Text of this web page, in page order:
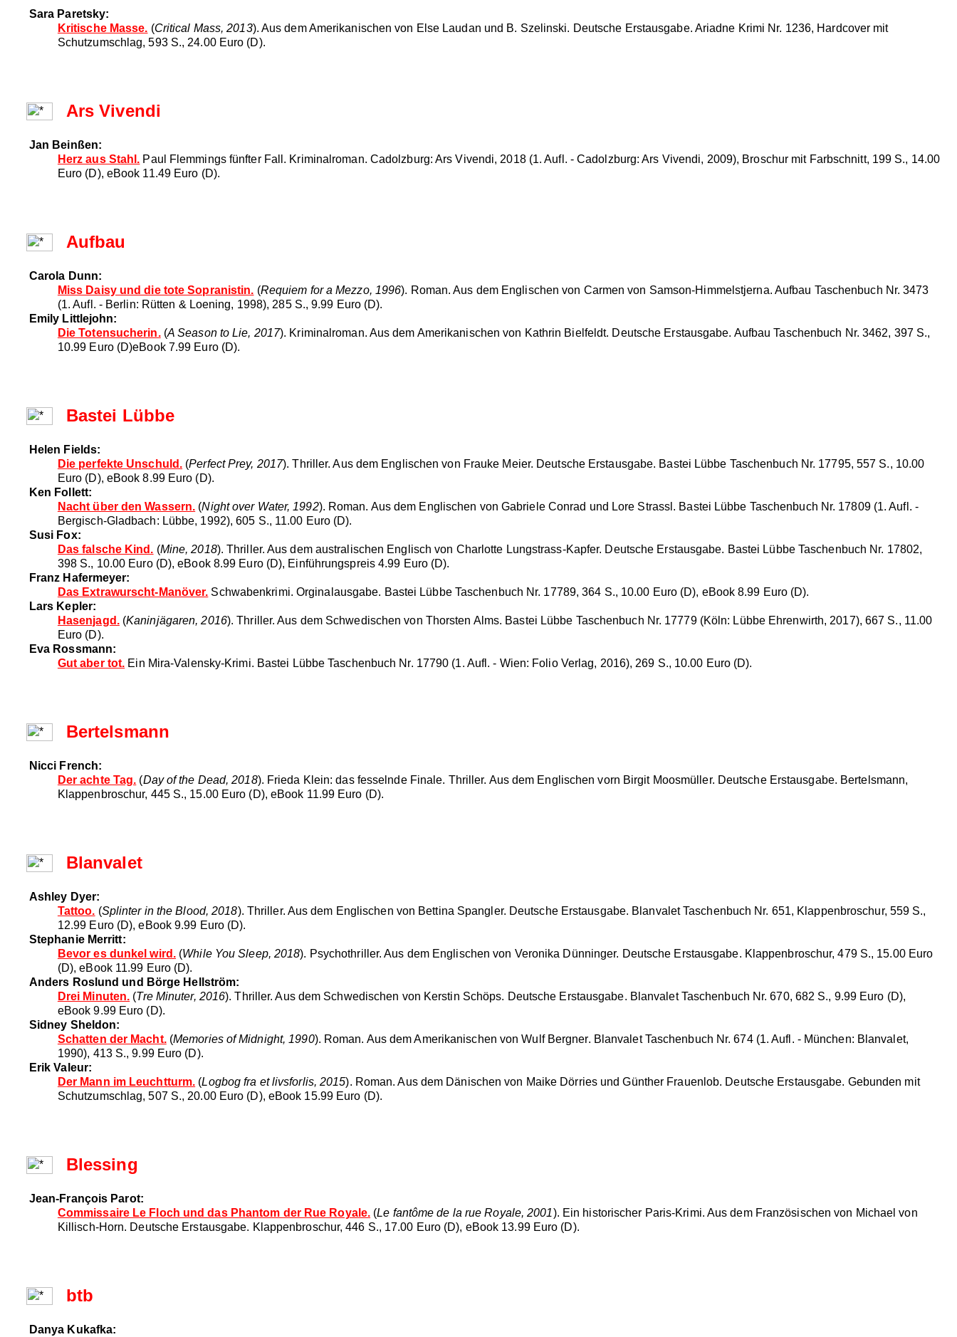
Sara Paretsky:
Kritische Masse. (Critical Mass, 2013). Aus dem Amerikanischen von Else Laudan und B. Szelinski. Deutsche Erstausgabe. Ariadne Krimi Nr. 1236, Hardcover mit
Schutzumschlag, 593 S., 24.00 Euro (D).
Ars Vivendi
Jan Beinßen:
Herz aus Stahl. Paul Flemmings fünfter Fall. Kriminalroman. Cadolzburg: Ars Vivendi, 2018 (1. Aufl. - Cadolzburg: Ars Vivendi, 2009), Broschur mit Farbschnitt, 199 S., 14.00
Euro (D), eBook 11.49 Euro (D).
Aufbau
Carola Dunn:
Miss Daisy und die tote Sopranistin. (Requiem for a Mezzo, 1996). Roman. Aus dem Englischen von Carmen von Samson-Himmelstjerna. Aufbau Taschenbuch Nr. 3473
(1. Aufl. - Berlin: Rütten & Loening, 1998), 285 S., 9.99 Euro (D).
Emily Littlejohn:
Die Totensucherin.(A Season to Lie, 2017). Kriminalroman. Aus dem Amerikanischen von Kathrin Bielfeldt. Deutsche Erstausgabe. Aufbau Taschenbuch Nr. 3462, 397 S.,
10.99 Euro (D)eBook 7.99 Euro (D).
Bastei Lübbe
Helen Fields:
Die perfekte Unschuld. (Perfect Prey, 2017). Thriller. Aus dem Englischen von Frauke Meier. Deutsche Erstausgabe. Bastei Lübbe Taschenbuch Nr. 17795, 557 S., 10.00
Euro (D), eBook 8.99 Euro (D).
Ken Follett:
Nacht über den Wassern. (Night over Water, 1992). Roman. Aus dem Englischen von Gabriele Conrad und Lore Strassl. Bastei Lübbe Taschenbuch Nr. 17809 (1. Aufl. -
Bergisch-Gladbach: Lübbe, 1992), 605 S., 11.00 Euro (D).
Susi Fox:
Das falsche Kind. (Mine, 2018). Thriller. Aus dem australischen Englisch von Charlotte Lungstrass-Kapfer. Deutsche Erstausgabe. Bastei Lübbe Taschenbuch Nr. 17802,
398 S., 10.00 Euro (D), eBook 8.99 Euro (D), Einführungspreis 4.99 Euro (D).
Franz Hafermeyer:
Das Extrawurscht-Manöver. Schwabenkrimi. Orginalausgabe. Bastei Lübbe Taschenbuch Nr. 17789, 364 S., 10.00 Euro (D), eBook 8.99 Euro (D).
Lars Kepler:
Hasenjagd.(Kaninjägaren, 2016). Thriller. Aus dem Schwedischen von Thorsten Alms. Bastei Lübbe Taschenbuch Nr. 17779 (Köln: Lübbe Ehrenwirth, 2017), 667 S., 11.00
Euro (D).
Eva Rossmann:
Gut aber tot. Ein Mira-Valensky-Krimi. Bastei Lübbe Taschenbuch Nr. 17790 (1. Aufl. - Wien: Folio Verlag, 2016), 269 S., 10.00 Euro (D).
Bertelsmann
Nicci French:
Der achte Tag. (Day of the Dead, 2018). Frieda Klein: das fesselnde Finale. Thriller. Aus dem Englischen vorn Birgit Moosmüller. Deutsche Erstausgabe. Bertelsmann,
Klappenbroschur, 445 S., 15.00 Euro (D), eBook 11.99 Euro (D).
Blanvalet
Ashley Dyer:
Tattoo. (Splinter in the Blood, 2018). Thriller. Aus dem Englischen von Bettina Spangler. Deutsche Erstausgabe. Blanvalet Taschenbuch Nr. 651, Klappenbroschur, 559 S.,
12.99 Euro (D), eBook 9.99 Euro (D).
Stephanie Merritt:
Bevor es dunkel wird. (While You Sleep, 2018). Psychothriller. Aus dem Englischen von Veronika Dünninger. Deutsche Erstausgabe. Klappenbroschur, 479 S., 15.00 Euro
(D), eBook 11.99 Euro (D).
Anders Roslund und Börge Hellström:
Drei Minuten. (Tre Minuter, 2016). Thriller. Aus dem Schwedischen von Kerstin Schöps. Deutsche Erstausgabe. Blanvalet Taschenbuch Nr. 670, 682 S., 9.99 Euro (D),
eBook 9.99 Euro (D).
Sidney Sheldon:
Schatten der Macht.(Memories of Midnight, 1990). Roman. Aus dem Amerikanischen von Wulf Bergner. Blanvalet Taschenbuch Nr. 674 (1. Aufl. - München: Blanvalet,
1990), 413 S., 9.99 Euro (D).
Erik Valeur:
Der Mann im Leuchtturm. (Logbog fra et livsforlis, 2015). Roman. Aus dem Dänischen von Maike Dörries und Günther Frauenlob. Deutsche Erstausgabe. Gebunden mit
Schutzumschlag, 507 S., 20.00 Euro (D), eBook 15.99 Euro (D).
Blessing
Jean-François Parot:
Commissaire Le Floch und das Phantom der Rue Royale. (Le fantôme de la rue Royale, 2001). Ein historischer Paris-Krimi. Aus dem Französischen von Michael von
Killisch-Horn. Deutsche Erstausgabe. Klappenbroschur, 446 S., 17.00 Euro (D), eBook 13.99 Euro (D).
btb
Danya Kukafka: